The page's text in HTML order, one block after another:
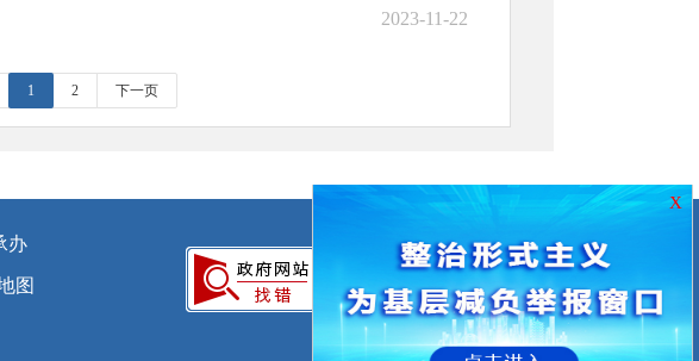
2023-11-22
1 2 下一页
办
图
X